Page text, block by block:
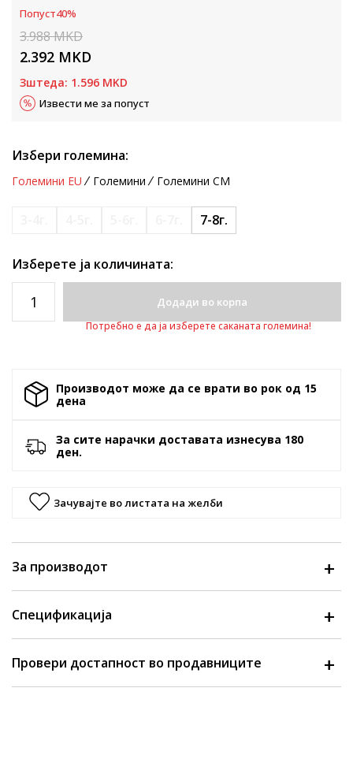
Попуст40%
3.988MKD
2.392 MKD
Зштеда: 1.596 MKD
Извести ме за попуст
Избери големина:
Големини EU Големини Големини CM
7-8г.
Изберете ја количината:
Додади во корпа
Потребно е да ја изберете саканата големина!
Производот може да се врати во рок од 15
денa
За сите нарачки доставата изнесува 180
ден.
Зачувајте во листата на желби
За производот
Спецификација
Провери достапност во продавниците